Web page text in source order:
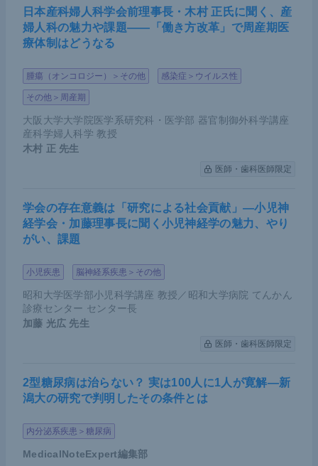
＜CheckMate648試験＞加藤氏講演資料（提供：加藤氏）
＜CheckMate648試験＞加藤氏講演資料（提供：加藤氏）
PFSに関しても、Chemoフリー群 vs Chemo群では
早期の成績はChemo群のほうがよく、一方で、Che
から効果を発揮するため2群の差は大きく開いては
いない。しかしChemo+NIVO群には化学療法が入る
日本産科婦人科学会前理事長・木村 正氏に聞く、産
婦人科の魅力や課題――「働き方改革」で周産期医
療体制はどうなる
腫瘍（オンコロジー）＞その他 感染症＞ウイルス性
その他＞周産期
大阪大学大学院医学系研究科・医学部 器官制御外科学講座
産科学婦人科学 教授
木村 正 先生
医師・歯科医師限定
学会の存在意義は「研究による社会貢献」―小児神
経学会・加藤理事長に聞く小児神経学の魅力、やり
がい、課題
小児疾患 脳神経系疾患＞その他
昭和大学医学部小児科学講座 教授／昭和大学病院 てんかん
診療センター センター長
加藤 光広 先生
医師・歯科医師限定
2型糖尿病は治らない？ 実は100人に1人が寛解―新
潟大の研究で判明したその条件とは
内分泌系疾患＞糖尿病
MedicalNoteExpert編集部